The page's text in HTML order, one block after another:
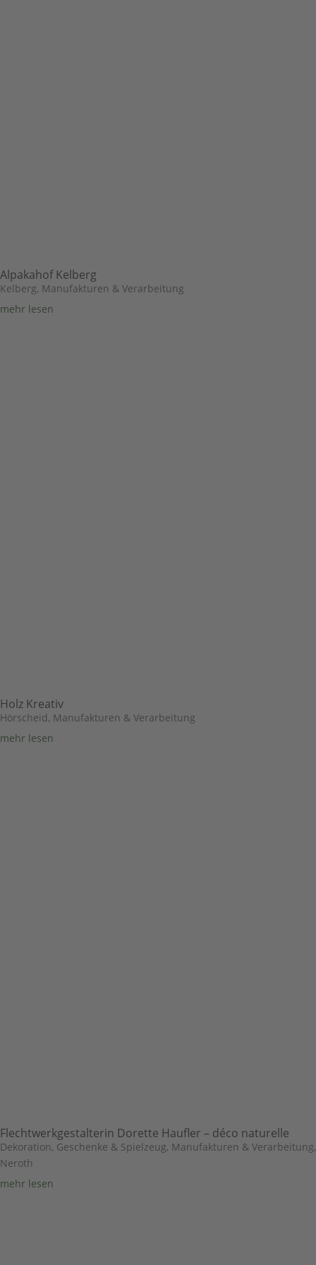
Alpakahof Kelberg
Kelberg, Manufakturen & Verarbeitung
mehr lesen
Holz Kreativ
Hörscheid, Manufakturen & Verarbeitung
mehr lesen
Flechtwerkgestalterin Dorette Haufler – déco naturelle
Dekoration, Geschenke & Spielzeug, Manufakturen & Verarbeitung,
Neroth
mehr lesen